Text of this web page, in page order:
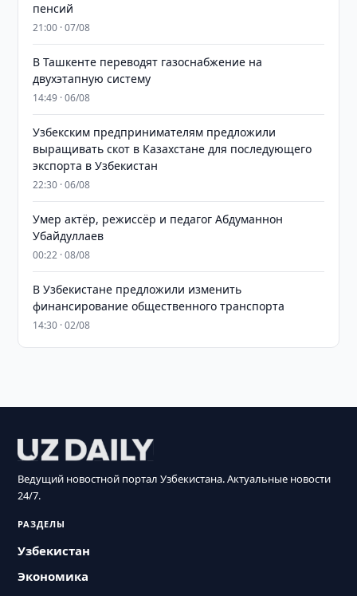
пенсий
21:00 · 07/08
В Ташкенте переводят газоснабжение на
двухэтапную систему
14:49 · 06/08
Узбекским предпринимателям предложили
выращивать скот в Казахстане для последующего
экспорта в Узбекистан
22:30 · 06/08
Умер актёр, режиссёр и педагог Абдуманнон
Убайдуллаев
00:22 · 08/08
В Узбекистане предложили изменить
финансирование общественного транспорта
14:30 · 02/08
Ведущий новостной портал Узбекистана. Актуальные новости
24/7.
РАЗДЕЛЫ
Узбекистан
Экономика